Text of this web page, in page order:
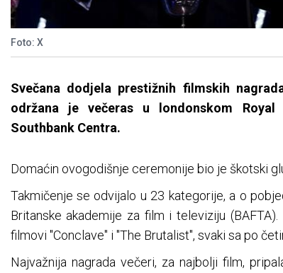
Foto: X
Svečana dodjela prestižnih filmskih
održana je večeras u londonskom
Southbank Centra.
Domaćin ovogodišnje ceremonije bio je škotski
Takmičenje se odvijalo u 23 kategorije, a o
Britanske akademije za film i televiziju
filmovi "Conclave" i "The Brutalist", svaki sa po
Najvažnija nagrada večeri, za najbolji film,